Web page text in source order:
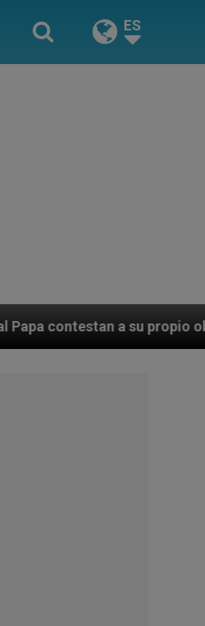
ES
obispo (y cardenal)